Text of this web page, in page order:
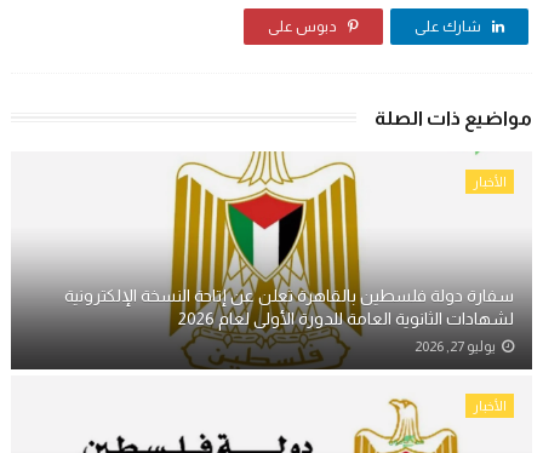
شارك على دبوس على
مواضيع ذات الصلة
الأخبار
سفارة دولة فلسطين بالقاهرة تعلن عن إتاحة النسخة الإلكترونية
لشهادات الثانوية العامة للدورة الأولى لعام 2026
يوليو 27, 2026
الأخبار